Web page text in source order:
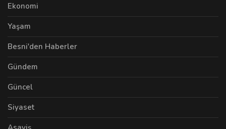
Ekonomi
Yaşam
Besni'den Haberler
Gündem
Güncel
Siyaset